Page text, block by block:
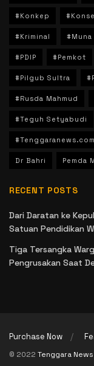
#Konkep
#Kriminal #Muna
#PDIP #Pemkot
#Pilgub Sultra
#Rusda Mahmud
#Teguh Setyabudi
#Tenggaranews.com
Dr Bahri Pemda
RECENT POSTS
Dari Daratan ke
Satuan Pendidikan
Tiga Tersangka
Pengrusakan Saat
Purchase Now
© 2022 Tenggara News